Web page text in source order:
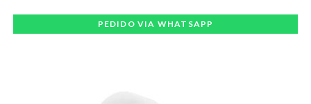
PEDIDO VIA WHATSAPP